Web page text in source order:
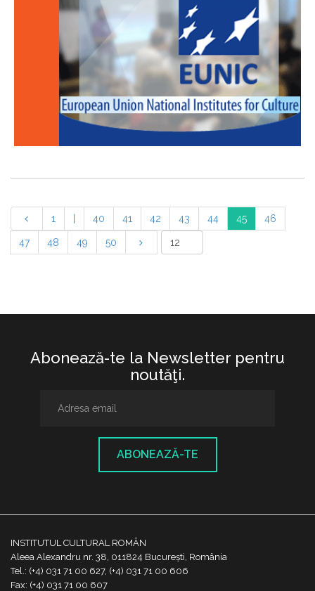
1 40 41 42 43 44 45 46
47 48 49 50
Abonează-te la Newsletter pentru
noutăţi.
ABONEAZĂ-TE
INSTITUTUL CULTURAL ROMÂN
Aleea Alexandru nr. 38, 011824 București, România
Tel.: (+4) 031 71 00 627, (+4) 031 71 00 606
Fax: (+4) 031 71 00 607